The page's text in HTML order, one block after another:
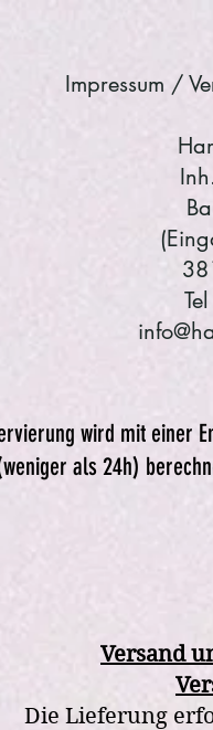
Impressum /
wird mit einer
als 24h)
Versand
Die Lieferung